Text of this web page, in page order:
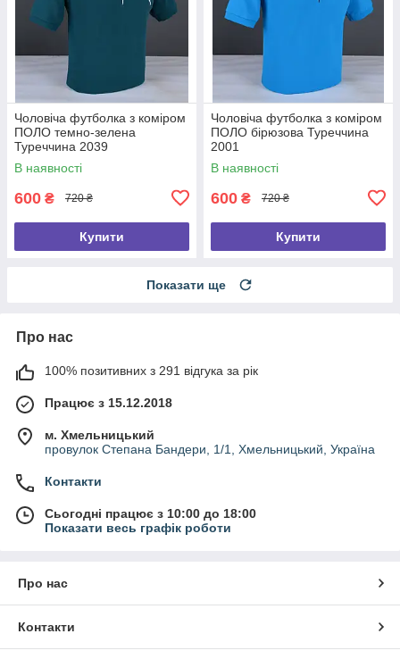
Чоловіча футболка з коміром
ПОЛО темно-зелена
Туреччина 2039
В наявності
600 ₴ 720 ₴
Купити
Чоловіча футболка з коміром
ПОЛО бірюзова Туреччина
2001
В наявності
600 ₴ 720 ₴
Купити
Показати ще
Про нас
100% позитивних з 291 відгука за рік
Працює з 15.12.2018
м. Хмельницький
провулок Степана Бандери, 1/1, Хмельницький, Україна
Контакти
Сьогодні працює з 10:00 до 18:00
Показати весь графік роботи
Про нас
Контакти